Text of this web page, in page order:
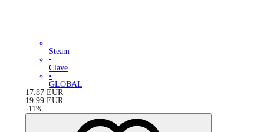
Steam
•
Clave
•
GLOBAL
17.87 EUR
19.99 EUR
-11%